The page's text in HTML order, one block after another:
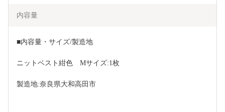
内容量
■内容量・サイズ/製造地
ニットベスト紺色　Mサイズ:1枚
製造地:奈良県大和高田市